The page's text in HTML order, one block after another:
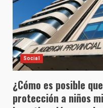
Social
¿Cómo es posible
protección a niños